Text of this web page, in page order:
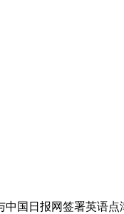
国日报网签署英语